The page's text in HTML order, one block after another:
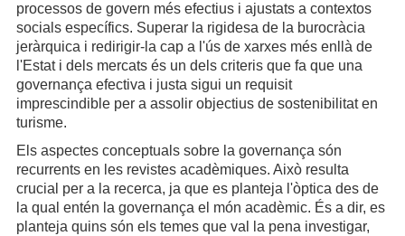
processos de govern més efectius i ajustats a contextos
socials específics. Superar la rigidesa de la burocràcia
jeràrquica i redirigir-la cap a l'ús de xarxes més enllà de
l'Estat i dels mercats és un dels criteris que fa que una
governança efectiva i justa sigui un requisit
imprescindible per a assolir objectius de sostenibilitat en
turisme.
Els aspectes conceptuals sobre la governança són
recurrents en les revistes acadèmiques. Això resulta
crucial per a la recerca, ja que es planteja l'òptica des de
la qual entén la governança el món acadèmic. És a dir, es
planteja quins són els temes que val la pena investigar,